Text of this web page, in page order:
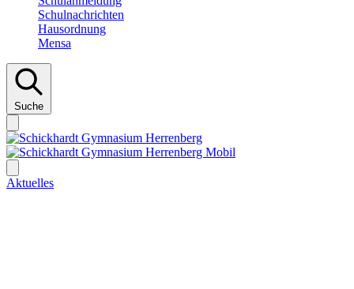
Schulnachrichten
Hausordnung
Mensa
Suche
Aktuelles